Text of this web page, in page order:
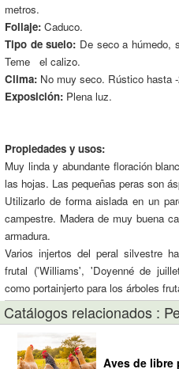
metros.
Follaje: Caduco.
Tipo de suelo: De seco a húmedo,
Teme el calizo.
Clima: No muy seco. Rústico hasta -
Exposición: Plena luz.
Propiedades y usos:
Muy linda y abundante floración
las hojas. Las pequeñas peras son
Utilizarlo de forma aislada en un
campestre. Madera de muy buena
armadura.
Varios injertos del peral silvestre
frutal ('Williams', 'Doyenné de
como portainjerto para los árboles
Catálogos relacionados :
Aves de libre